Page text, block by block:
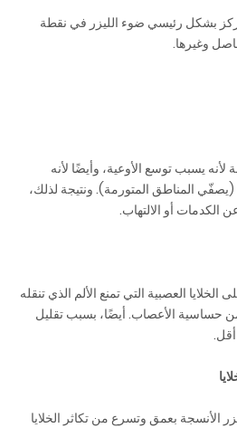
بشكل رئيسي ضوء الليزر في نقطة
وغيرها.
لأنه يسبب توسع الأوعية، وأيضًا لأنه
المناطق المتورمة). ونتيجة لذلك،
الكدمات أو الالتهاب.
الخلايا العصبية التي تمنع الألم الذي تنقله
من حساسية الأعصاب. أيضًا، بسبب تقليل
أقل.
الأنسجة بعمق وتسرع من تكاثر الخلايا